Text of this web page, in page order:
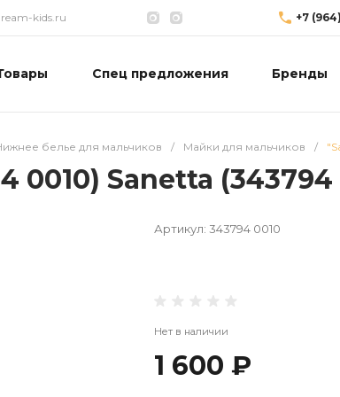
kids.ru +7
Спец предложения Бренды
белье для мальчиков / Майки для мальчиков /
0010) Sanetta (343794
Артикул: 343794 0010
Нет в наличии
1 600 ₽